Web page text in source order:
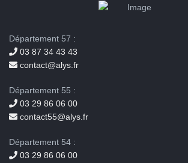
Département 57 :
03 87 34 43 43
contact@alys.fr
Département 55 :
03 29 86 06 00
contact55@alys.fr
Département 54 :
03 29 86 06 00